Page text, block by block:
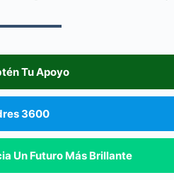
Tu Apoyo
3600
Un Futuro Más Brillante